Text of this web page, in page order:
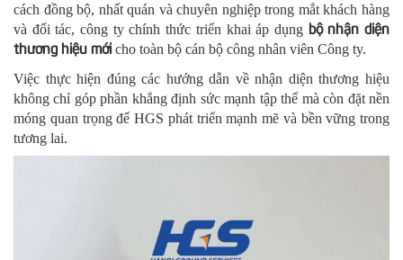
cách đồng bộ, nhất quán và chuyên nghiệp trong mắt khách hàng
và đối tác, công ty chính thức triển khai áp dụng bộ nhận diện
thương hiệu mớicho toàn bộ cán bộ công nhân viên Công ty.
Việc thực hiện đúng các hướng dẫn về nhận diện thương hiệu
không chỉ góp phần khẳng định sức mạnh tập thể mà còn đặt nền
móng quan trọng để HGS phát triển mạnh mẽ và bền vững trong
tương lai.